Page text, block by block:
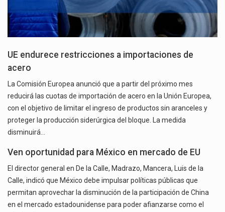
UE endurece restricciones a importaciones de
acero
La Comisión Europea anunció que a partir del próximo mes
reducirá las cuotas de importación de acero en la Unión Europea,
con el objetivo de limitar el ingreso de productos sin aranceles y
proteger la producción siderúrgica del bloque. La medida
disminuirá…
Ven oportunidad para México en mercado de EU
El director general en De la Calle, Madrazo, Mancera, Luis de la
Calle, indicó que México debe impulsar políticas públicas que
permitan aprovechar la disminución de la participación de China
en el mercado estadounidense para poder afianzarse como el